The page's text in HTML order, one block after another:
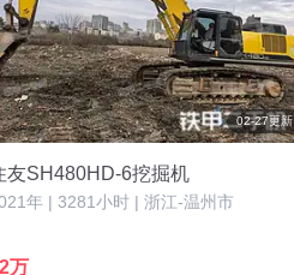
02-27更新
友SH480HD-6挖掘机
年 | 3281小时 | 浙江-温州市
万